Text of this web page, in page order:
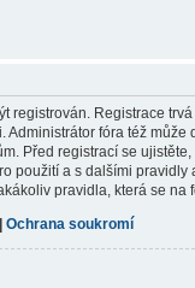
registrován. Registrace
Administrátor fóra též může
Před registrací se
použití a s dalšími pravidly
pravidla, která se na
| Ochrana soukromí